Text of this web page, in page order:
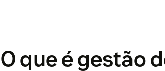
O que é gestão